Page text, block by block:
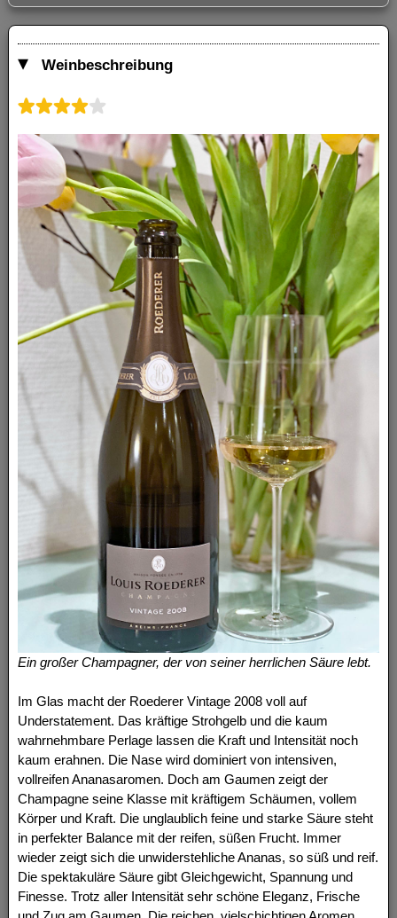
Weinbeschreibung
Ein großer Champagner, der von seiner herrlichen Säure lebt.
Im Glas macht der Roederer Vintage 2008 voll auf
Understatement. Das kräftige Strohgelb und die kaum
wahrnehmbare Perlage lassen die Kraft und Intensität noch
kaum erahnen. Die Nase wird dominiert von intensiven,
vollreifen Ananasaromen. Doch am Gaumen zeigt der
Champagne seine Klasse mit kräftigem Schäumen, vollem
Körper und Kraft. Die unglaublich feine und starke Säure steht
in perfekter Balance mit der reifen, süßen Frucht. Immer
wieder zeigt sich die unwiderstehliche Ananas, so süß und reif.
Die spektakuläre Säure gibt Gleichgewicht, Spannung und
Finesse. Trotz aller Intensität sehr schöne Eleganz, Frische